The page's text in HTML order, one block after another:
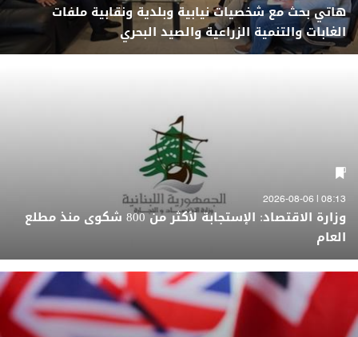
هاتي بحث مع شخصيات نيابية وبلدية ونقابية ملفات
الغابات والتنمية الزراعية والصيد البحري
08:13 | 2026-08-06
وزارة الاقتصاد: الإستجابة لأكثر من 800 شكوى منذ مطلع
العام